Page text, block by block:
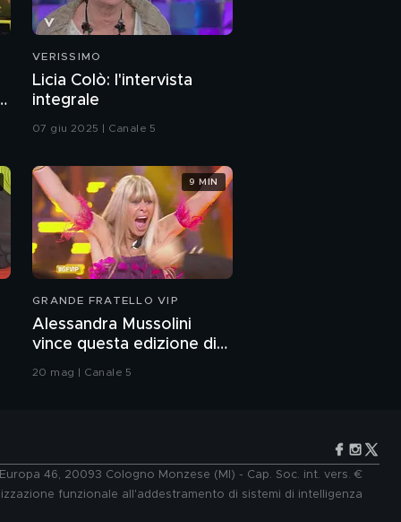
VERISSIMO
Licia Colò: l'intervista
integrale
07 giu 2025 | Canale 5
GRANDE FRATELLO VIP
Alessandra Mussolini
vince questa edizione di
Grande Fratello VIP
20 mag | Canale 5
9 MIN
46, 20093 Cologno Monzese (MI) - Cap. Soc. int. vers. €
funzionale all'addestramento di sistemi di intelligenza